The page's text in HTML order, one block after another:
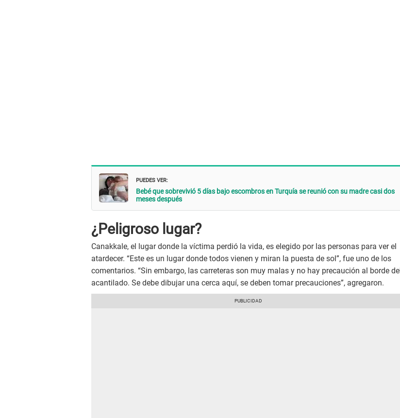
PUEDES VER:
Bebé que sobrevivió 5 días bajo escombros en Turquía se reunió con su madre casi dos
meses después
¿Peligroso lugar?
Canakkale, el lugar donde la víctima perdió la vida, es elegido por las personas para ver el
atardecer. “Este es un lugar donde todos vienen y miran la puesta de sol”, fue uno de los
comentarios. “Sin embargo, las carreteras son muy malas y no hay precaución al borde del
acantilado. Se debe dibujar una cerca aquí, se deben tomar precauciones”, agregaron.